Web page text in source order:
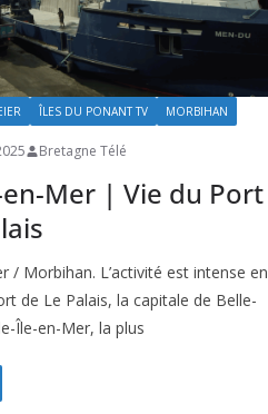
ÎLES DU PONANT TV MORBIHAN
Bretagne Télé
Mer | Vie du Port
/ Morbihan. L’activité est intense en
de Le Palais, la capitale de Belle-
Île-en-Mer, la plus